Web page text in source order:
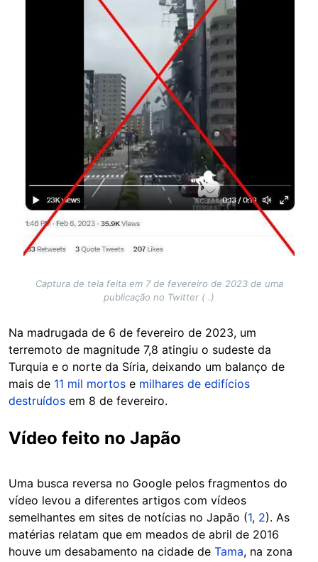
Captura de tela feita em 7 de fevereiro de 2023 de uma
publicação no Twitter ( .)
Na madrugada de 6 de fevereiro de 2023, um
terremoto de magnitude 7,8 atingiu o sudeste da
Turquia e o norte da Síria, deixando um balanço de
mais de 11 mil mortos e milhares de edifícios
destruídos em 8 de fevereiro.
Vídeo feito no Japão
Uma busca reversa no Google pelos fragmentos do
vídeo levou a diferentes artigos com vídeos
semelhantes em sites de notícias no Japão (1, 2). As
matérias relatam que em meados de abril de 2016
houve um desabamento na cidade de Tama, na zona